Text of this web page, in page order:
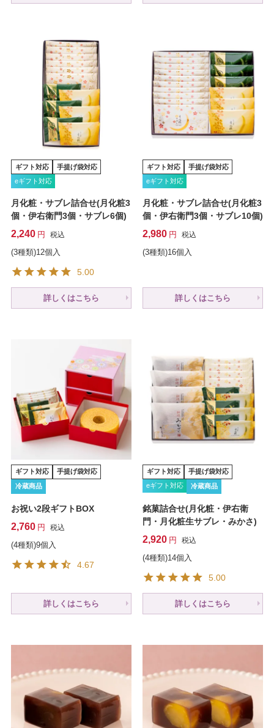
ギフト対応
手提げ袋対応
eギフト対応
月化粧・サブレ詰合せ(月化粧3
個・伊右衛門3個・サブレ6個)
2,240 税込
(3種類)12個入
5.00
詳しくはこちら
ギフト対応
手提げ袋対応
eギフト対応
月化粧・サブレ詰合せ(月化粧3
個・伊右衛門3個・サブレ10個)
2,980 税込
(3種類)16個入
詳しくはこちら
ギフト対応 手提げ袋対応
冷蔵商品
お祝い2段ギフトBOX
2,760 税込
(4種類)9個入
4.67
詳しくはこちら
ギフト対応
手提げ袋対応
eギフト対応
冷蔵商品
銘菓詰合せ(月化粧・伊右衛
門・月化粧生サブレ・みかさ)
2,920 税込
(4種類)14個入
5.00
詳しくはこちら